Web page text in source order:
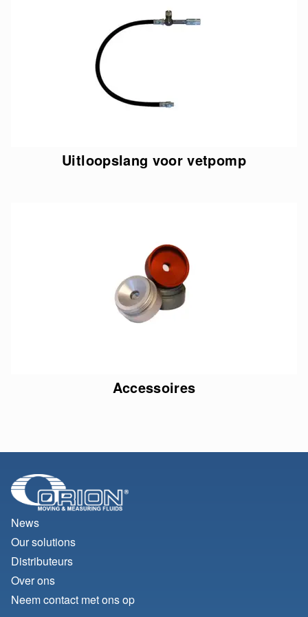
Uitloopslang voor vetpomp
Accessoires
News
Our solutions
Distributeurs
Over ons
Neem contact met ons op